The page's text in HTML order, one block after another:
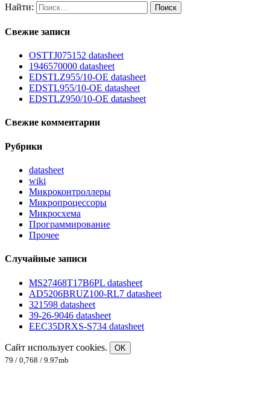
Найти:
Свежие записи
OSTTJ075152 datasheet
1946570000 datasheet
EDSTLZ955/10-OE datasheet
EDSTL955/10-OE datasheet
EDSTLZ950/10-OE datasheet
Свежие комментарии
Рубрики
datasheet
wiki
Микроконтроллеры
Микропроцессоры
Микросхема
Программирование
Прочее
Случайные записи
MS27468T17B6PL datasheet
AD5206BRUZ100-RL7 datasheet
321598 datasheet
39-26-9046 datasheet
EEC35DRXS-S734 datasheet
Сайт использует cookies.
OK
79 / 0,768 / 9.97mb